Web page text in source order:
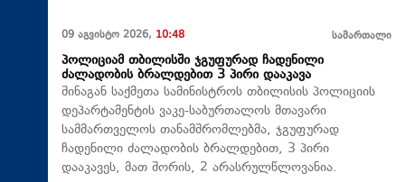
09 აგვისტო 2026, 10:48 სამართალი
პოლიციამ თბილისში ჯგუფურად ჩადენილი
ძალადობის ბრალდებით 3 პირი დააკავა
შინაგან საქმეთა სამინისტროს თბილისის პოლიციის
დეპარტამენტის ვაკე-საბურთალოს მთავარი
სამმართველოს თანამშრომლებმა, ჯგუფურად
ჩადენილი ძალადობის ბრალდებით, 3 პირი
დააკავეს, მათ შორის, 2 არასრულწლოვანია.